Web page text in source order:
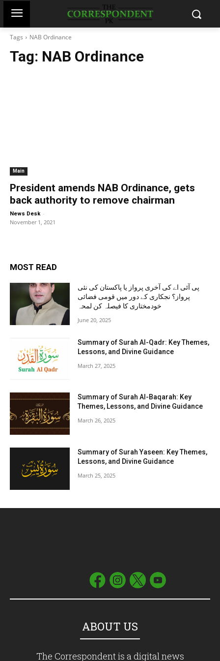
Tags NAB Ordinance
Tag: NAB Ordinance
Main
President amends NAB Ordinance, gets
back authority to remove chairman
News Desk -
November 1, 2021
MOST READ
پی آئی اے کی آخری پرواز یا پاکستان کی نئی
پرواز؟ نجکاری کے دور میں قومی فضائی
خودمختاری کا فیصلہ کن لمحہ
June 20, 2025
Summary of Surah Al-Qadr: Key Themes,
Lessons, and Divine Guidance
March 27, 2025
Summary of Surah Al-Baqarah: Key
Themes, Lessons, and Divine Guidance
March 26, 2025
Summary of Surah Yaseen: Key Themes,
Lessons, and Divine Guidance
March 25, 2025
ABOUT US
The Correspondent is a digital news